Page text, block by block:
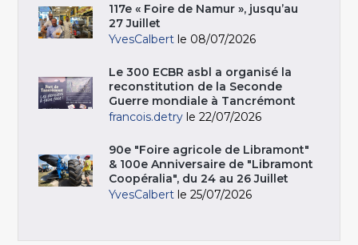
117e « Foire de Namur », jusqu’au
27 Juillet
YvesCalbert le 08/07/2026
Le 300 ECBR asbl a organisé la
reconstitution de la Seconde
Guerre mondiale à Tancrémont
francois.detry le 22/07/2026
90e "Foire agricole de Libramont"
& 100e Anniversaire de "Libramont
Coopéralia", du 24 au 26 Juillet
YvesCalbert le 25/07/2026